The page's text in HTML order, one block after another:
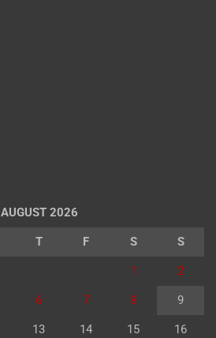
AUGUST 2026
T F S S
1 2
6 7 8 9
13 14 15 16